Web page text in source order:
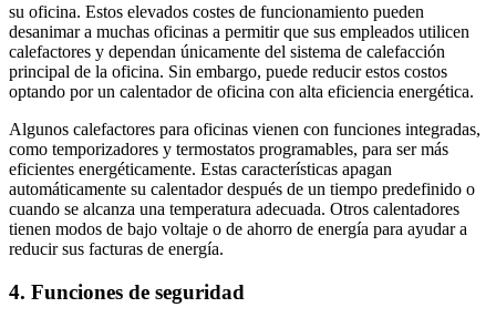
su oficina. Estos elevados costes de funcionamiento pueden
desanimar a muchas oficinas a permitir que sus empleados utilicen
calefactores y dependan únicamente del sistema de calefacción
principal de la oficina. Sin embargo, puede reducir estos costos
optando por un calentador de oficina con alta eficiencia energética.
Algunos calefactores para oficinas vienen con funciones integradas,
como temporizadores y termostatos programables, para ser más
eficientes energéticamente. Estas características apagan
automáticamente su calentador después de un tiempo predefinido o
cuando se alcanza una temperatura adecuada. Otros calentadores
tienen modos de bajo voltaje o de ahorro de energía para ayudar a
reducir sus facturas de energía.
4. Funciones de seguridad